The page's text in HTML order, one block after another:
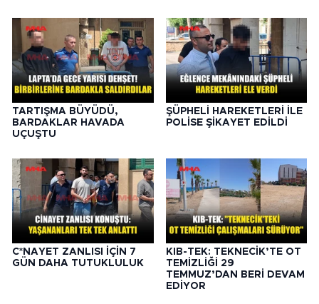
TARTIŞMA BÜYÜDÜ,
BARDAKLAR HAVADA
UÇUŞTU
ŞÜPHELİ HAREKETLERİ İLE
POLİSE ŞİKAYET EDİLDİ
C*NAYET ZANLISI İÇİN 7
GÜN DAHA TUTUKLULUK
KIB-TEK: TEKNECİK’TE OT
TEMİZLİĞİ 29
TEMMUZ’DAN BERİ DEVAM
EDİYOR